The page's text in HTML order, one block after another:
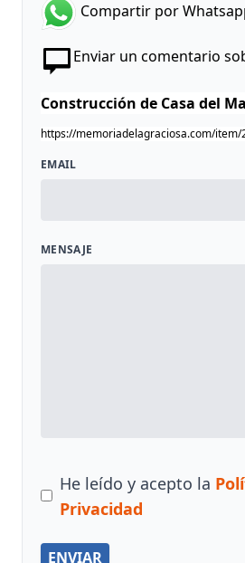
Compartir por
Enviar un comentario
EMAIL
MENSAJE
He leído y acepto la
Privacidad
ENVIAR